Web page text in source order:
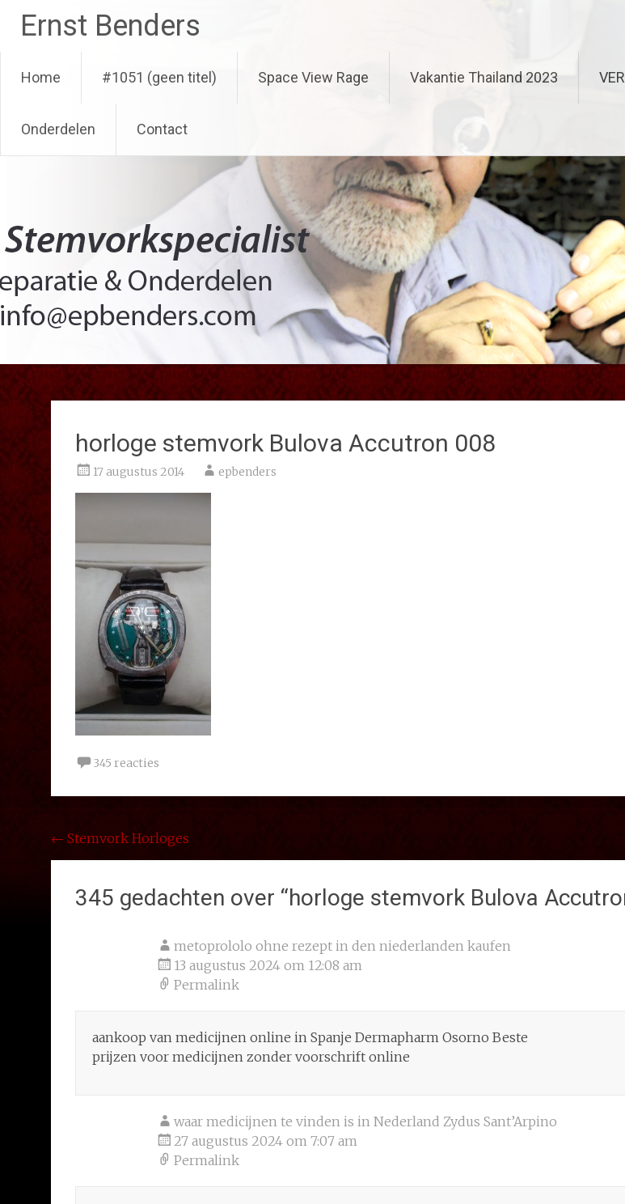
naar
de
Ernst Benders
Home #1051 (geen titel) Space View Rage Vakantie Thailand 2023
Onderdelen Contact
horloge stemvork Bulova Accutron 008
17 augustus 2014 epbenders
345 reacties
Bericht
navigatie
← Stemvork Horloges
345 gedachten over “horloge stemvork Bulova
metoprololo ohne rezept in den niederlanden kaufen
13 augustus 2024 om 12:08 am
Permalink
aankoop van medicijnen online in Spanje Dermapharm Osorno Beste
prijzen voor medicijnen zonder voorschrift online
waar medicijnen te vinden is in Nederland Zydus Sant’Arpino
27 augustus 2024 om 7:07 am
Permalink